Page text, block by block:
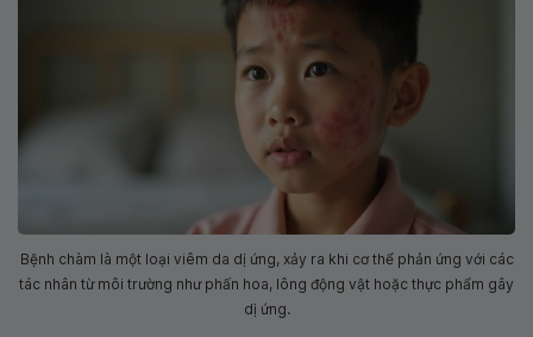
Bệnh chàm là một loại viêm da dị ứng, xảy ra khi cơ thể phản ứng với các
tác nhân từ môi trường như phấn hoa, lông động vật hoặc thực phẩm gây
dị ứng.